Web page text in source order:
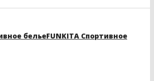
бельеFUNKITA Спортивное